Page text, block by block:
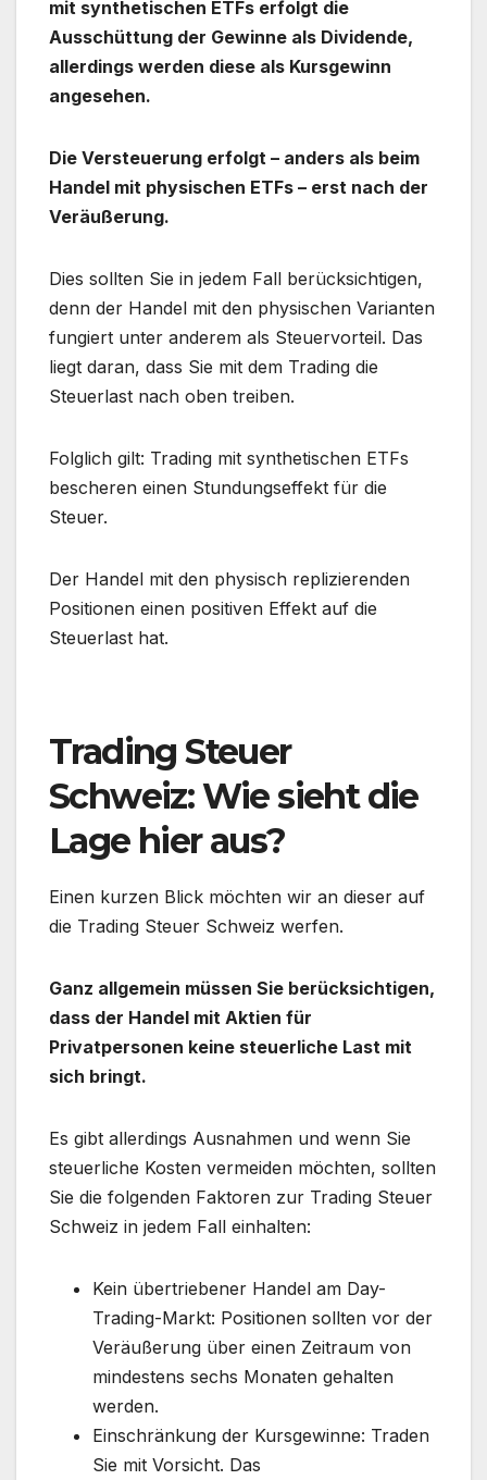
mit synthetischen ETFs erfolgt die
Ausschüttung der Gewinne als Dividende,
allerdings werden diese als Kursgewinn
angesehen.
Die Versteuerung erfolgt – anders als beim
Handel mit physischen ETFs – erst nach der
Veräußerung.
Dies sollten Sie in jedem Fall berücksichtigen,
denn der Handel mit den physischen Varianten
fungiert unter anderem als Steuervorteil. Das
liegt daran, dass Sie mit dem Trading die
Steuerlast nach oben treiben.
Folglich gilt: Trading mit synthetischen ETFs
bescheren einen Stundungseffekt für die
Steuer.
Der Handel mit den physisch replizierenden
Positionen einen positiven Effekt auf die
Steuerlast hat.
Trading Steuer
Schweiz: Wie sieht die
Lage hier aus?
Einen kurzen Blick möchten wir an dieser auf
die Trading Steuer Schweiz werfen.
Ganz allgemein müssen Sie berücksichtigen,
dass der Handel mit Aktien für
Privatpersonen keine steuerliche Last mit
sich bringt.
Es gibt allerdings Ausnahmen und wenn Sie
steuerliche Kosten vermeiden möchten, sollten
Sie die folgenden Faktoren zur Trading Steuer
Schweiz in jedem Fall einhalten:
Kein übertriebener Handel am Day-
Trading-Markt: Positionen sollten vor der
Veräußerung über einen Zeitraum von
mindestens sechs Monaten gehalten
werden.
Einschränkung der Kursgewinne: Traden
Sie mit Vorsicht. Das